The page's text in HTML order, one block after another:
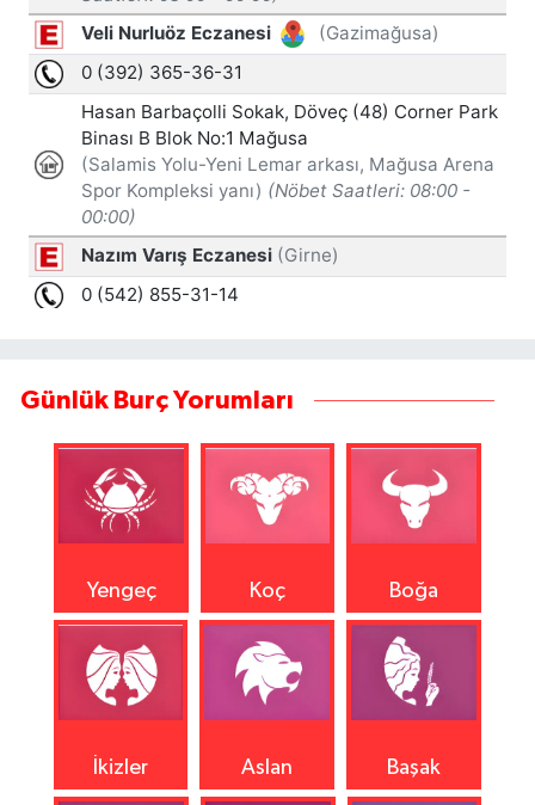
Günlük Burç Yorumları
Yengeç Koç Boğa
İkizler Aslan Başak